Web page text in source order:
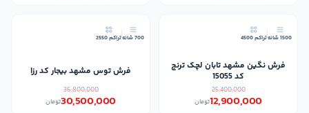
1500 شانه تراکم 4500
فرش نگین مشهد تابان لچک ترنج
کد 15055
25,400,000
12,900,000تومان
700 شانه تراکم 2550
فرش توس مشهد بیجار کد رزا
36,800,000
30,500,000تومان